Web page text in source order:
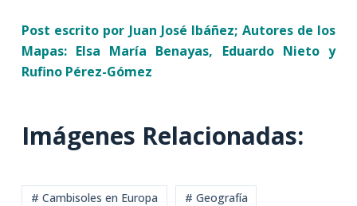
Post escrito por Juan José Ibáñez; Autores de los
Mapas: Elsa María Benayas, Eduardo Nieto y
Rufino Pérez-Gómez
Imágenes Relacionadas:
# Cambisoles en Europa # Geografía